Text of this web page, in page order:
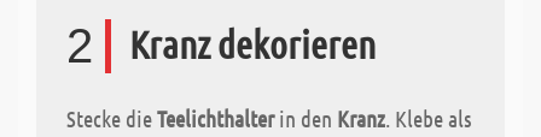
2 Kranz dekorieren
Stecke dieTeelichthalterin den Kranz. Klebe als